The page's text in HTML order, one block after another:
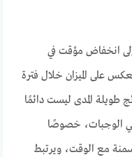
انخفاض مؤقت في
على الميزان خلال فترة
طويلة المدى ليست دائمًا
الوجبات، خصوصًا
مع الوقت، ويرتبط